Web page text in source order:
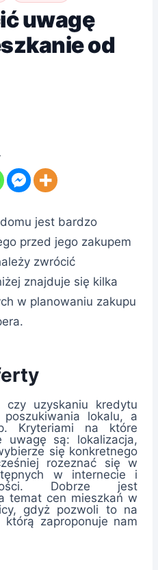
uwagę
od
jest bardzo
przed jego zakupem
zwrócić
znajduje się kilka
w planowaniu zakupu
czy uzyskaniu kredytu
lokalu, a
Kryteriami na które
uwagę są: lokalizacja,
się konkretnego
rozeznać się w
w internecie i
Dobrze jest
temat cen mieszkań w
gdyż pozwoli to na
zaproponuje nam